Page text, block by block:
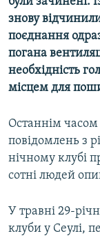
Усі сайти
знову
поєднання
погана
необхідність
місцем для
Останнім
повідомлень з
нічному клубі
сотні людей
У травні 29-
клуби у Сеулі,